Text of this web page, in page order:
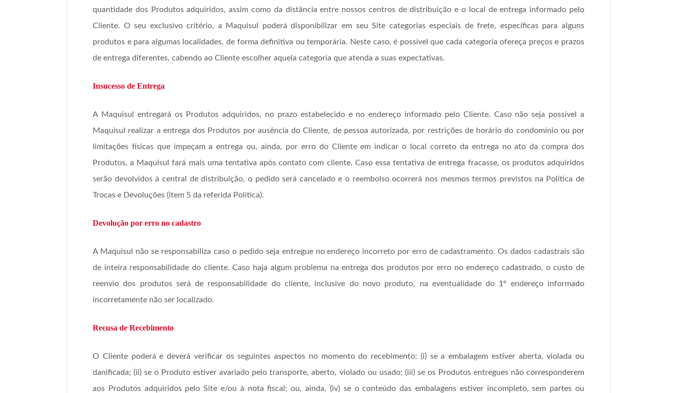
quantidade dos Produtos adquiridos, assim como da distância entre nossos centros de distribuição e o local de entrega informado pelo
Cliente. O seu exclusivo critério, a Maquisul poderá disponibilizar em seu Site categorias especiais de frete, específicas para alguns
produtos e para algumas localidades, de forma definitiva ou temporária. Neste caso, é possível que cada categoria ofereça preços e prazos
de entrega diferentes, cabendo ao Cliente escolher aquela categoria que atenda a suas expectativas.
Insucesso de Entrega
A Maquisul entregará os Produtos adquiridos, no prazo estabelecido e no endereço informado pelo Cliente. Caso não seja possível a
Maquisul realizar a entrega dos Produtos por ausência do Cliente, de pessoa autorizada, por restrições de horário do condomínio ou por
limitações físicas que impeçam a entrega ou, ainda, por erro do Cliente em indicar o local correto da entrega no ato da compra dos
Produtos, a Maquisul fará mais uma tentativa após contato com cliente. Caso essa tentativa de entrega fracasse, os produtos adquiridos
serão devolvidos à central de distribuição, o pedido será cancelado e o reembolso ocorrerá nos mesmos termos previstos na Política de
Trocas e Devoluções (item 5 da referida Política).
Devolução por erro no cadastro
A Maquisul não se responsabiliza caso o pedido seja entregue no endereço incorreto por erro de cadastramento. Os dados cadastrais são
de inteira responsabilidade do cliente. Caso haja algum problema na entrega dos produtos por erro no endereço cadastrado, o custo de
reenvio dos produtos será de responsabilidade do cliente, inclusive do novo produto, na eventualidade do 1º endereço informado
incorretamente não ser localizado.
Recusa de Recebimento
O Cliente poderá e deverá verificar os seguintes aspectos no momento do recebimento: (i) se a embalagem estiver aberta, violada ou
danificada; (ii) se o Produto estiver avariado pelo transporte, aberto, violado ou usado; (iii) se os Produtos entregues não corresponderem
aos Produtos adquiridos pelo Site e/ou à nota fiscal; ou, ainda, (iv) se o conteúdo das embalagens estiver incompleto, sem partes ou